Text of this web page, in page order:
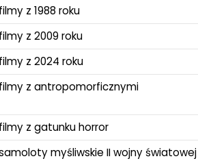
z 1988 roku
z 2009 roku
z 2024 roku
z antropomorficznymi
z gatunku horror
myśliwskie II wojny światowej